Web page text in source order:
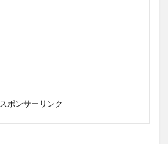
スポンサーリンク